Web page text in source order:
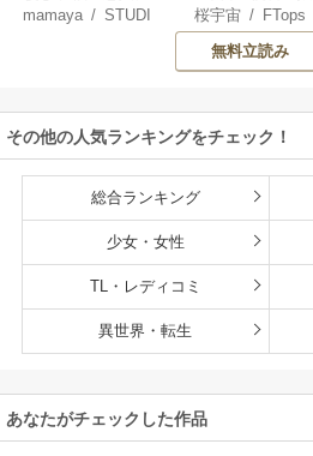
なってくれません
mamaya/STUDI
らを地獄に送るま
で
桜宇宙 / FTops
無料立読み
その他の人気ランキングをチェック！
総合ランキング
少女・女性
TL・レディコミ
異世界・転生
あなたがチェックした作品